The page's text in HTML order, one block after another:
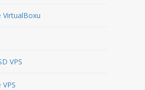
SSD WEBHOSTINGU
VirtualBoxu
VPS